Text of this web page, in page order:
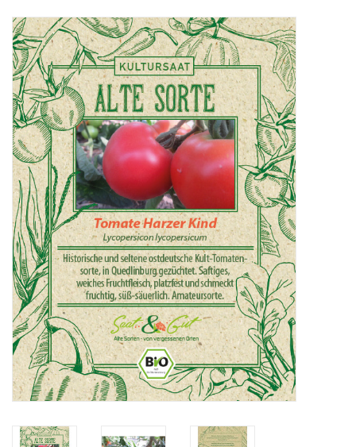
Für Kinder
Geschenkideen
Katalog